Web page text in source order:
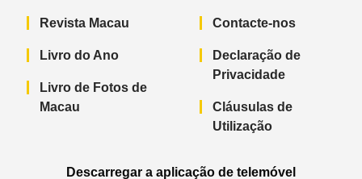
Revista Macau
Livro do Ano
Livro de Fotos de
Macau
Contacte-nos
Declaração de
Privacidade
Cláusulas de
Utilização
Descarregar a aplicação de telemóvel